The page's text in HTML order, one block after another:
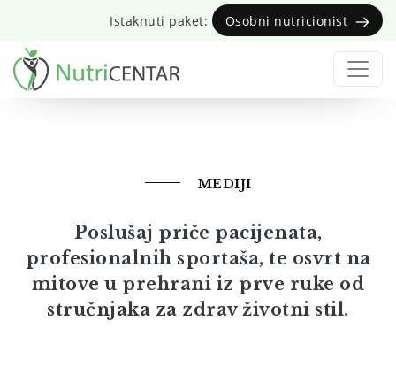
Skoči
na
Istaknuti paket: Osobni nutricionist
MEDIJI
Poslušaj priče pacijenata,
profesionalnih sportaša, te osvrt na
mitove u prehrani iz prve ruke od
stručnjaka za zdrav životni stil.